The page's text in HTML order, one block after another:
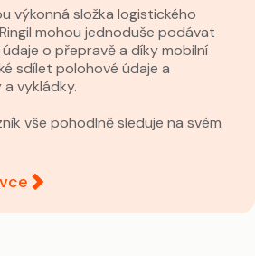
výkonná složka logistického
mohou jednoduše podávat
o přepravě a díky mobilní
sdílet polohové údaje a
vykládky.
vše pohodlně sleduje na svém